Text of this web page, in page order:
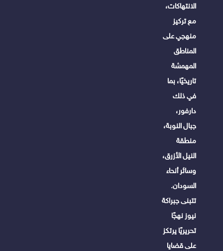
الانتهاكات،
مع تركيز
منهجي على
المناطق
المهمشة
تاريخيًا، بما
في ذلك
دارفور،
جبال النوبة،
منطقة
النيل الأزرق،
وسائر أنحاء
السودان.
تتبنى جبراكة
نيوز نهجًا
تحريريًا يرتكز
على قضايا